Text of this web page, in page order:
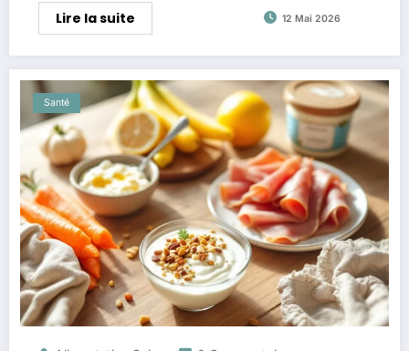
Lire la suite 12 Mai 2026
Santé